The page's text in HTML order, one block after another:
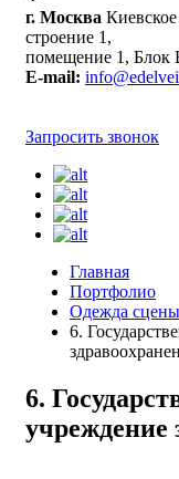
г. Москва
строение 1,
помещение 1, Блок
E-mail:
Запросить звонок
Главная
Портфолио
Одежда
6.
6.
учреждение